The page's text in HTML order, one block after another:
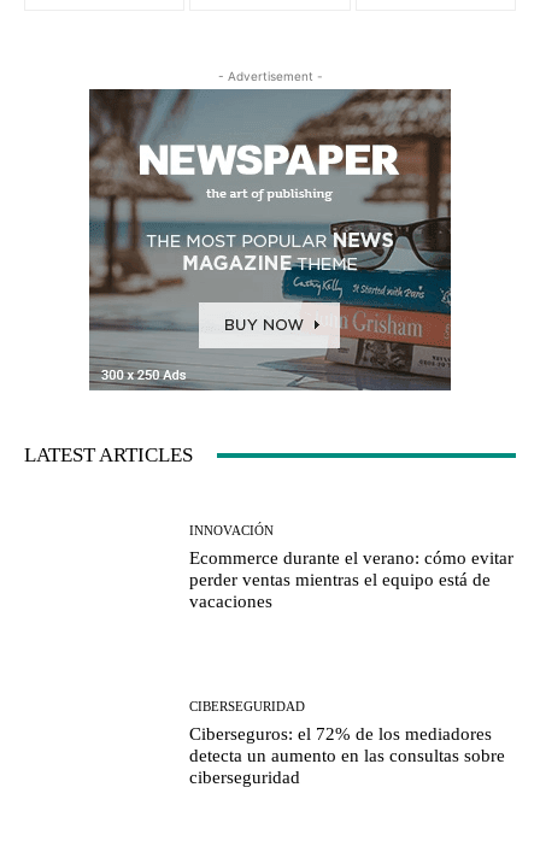
- Advertisement -
LATEST ARTICLES
INNOVACIÓN
Ecommerce durante el verano: cómo evitar
perder ventas mientras el equipo está de
vacaciones
CIBERSEGURIDAD
Ciberseguros: el 72% de los mediadores
detecta un aumento en las consultas sobre
ciberseguridad